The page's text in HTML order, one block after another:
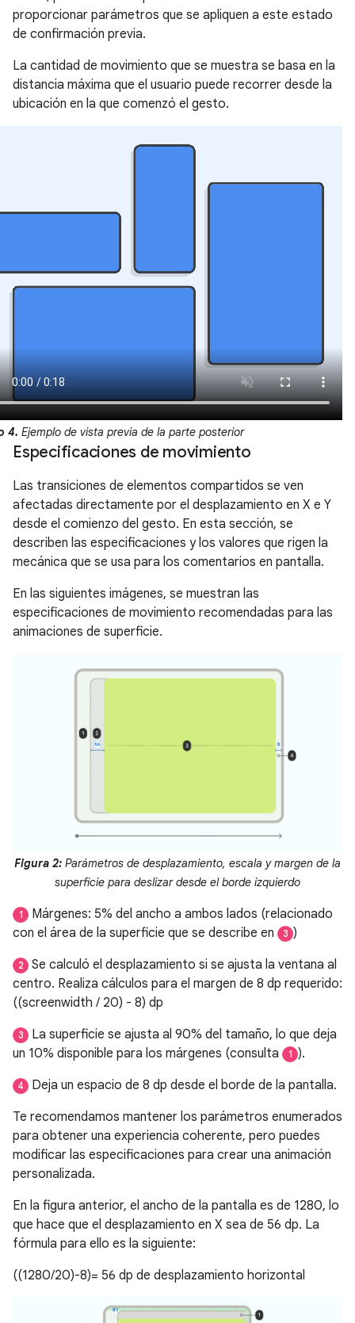
proporcionar parámetros que se apliquen a este estado
de confirmación previa.
La cantidad de movimiento que se muestra se basa en la
distancia máxima que el usuario puede recorrer desde la
ubicación en la que comenzó el gesto.
4. Ejemplo de vista previa de la parte posterior
Especificaciones de movimiento
Las transiciones de elementos compartidos se ven
afectadas directamente por el desplazamiento en X e Y
desde el comienzo del gesto. En esta sección, se
describen las especificaciones y los valores que rigen la
mecánica que se usa para los comentarios en pantalla.
En las siguientes imágenes, se muestran las
especificaciones de movimiento recomendadas para las
animaciones de superficie.
Figura 2: Parámetros de desplazamiento, escala y margen de la
superficie para deslizar desde el borde izquierdo
1
Márgenes: 5% del ancho a ambos lados (relacionado
con el área de la superficie que se describe en
3 )
2
Se calculó el desplazamiento si se ajusta la ventana al
centro. Realiza cálculos para el margen de 8 dp requerido:
((screenwidth / 20) - 8) dp
3
La superficie se ajusta al 90% del tamaño, lo que deja
un 10% disponible para los márgenes (consulta
1 ).
4
Deja un espacio de 8 dp desde el borde de la pantalla.
Te recomendamos mantener los parámetros enumerados
para obtener una experiencia coherente, pero puedes
modificar las especificaciones para crear una animación
personalizada.
En la figura anterior, el ancho de la pantalla es de 1280, lo
que hace que el desplazamiento en X sea de 56 dp. La
fórmula para ello es la siguiente:
((1280/20)-8)= 56 dp de desplazamiento horizontal